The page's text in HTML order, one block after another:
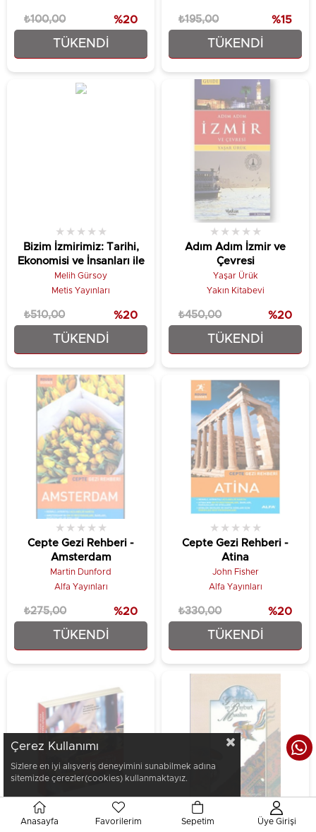
TÜKENDI
₺80,00
₺100,00 %20
TÜKENDI
₺165,75
₺195,00 %15
TÜKENDI
Bizim İzmirimiz: Tarihi,
Ekonomisi ve İnsanları ile
★ ★ ★ ★ ★
Melih Gürsoy
Metis Yayınları
₺408,00
₺510,00 %20
TÜKENDI
Adım Adım İzmir ve
Çevresi
★ ★ ★ ★ ★
Yaşar Ürük
Yakın Kitabevi
₺360,00
₺450,00 %20
TÜKENDI
Cepte Gezi Rehberi -
Amsterdam
★ ★ ★ ★ ★
Martin Dunford
Alfa Yayınları
₺220,00
₺275,00 %20
TÜKENDI
Cepte Gezi Rehberi -
Atina
★ ★ ★ ★ ★
John Fisher
Alfa Yayınları
₺264,00
₺330,00 %20
★ ★★ ★ ★
Çerez Kullanımı
Sizlere en iyi alışveriş deneyimini sunabilmek adına
sitemizde çerezler(cookies) kullanmaktayız.
Anasayfa Favorilerim Sepetim Üye Girişi